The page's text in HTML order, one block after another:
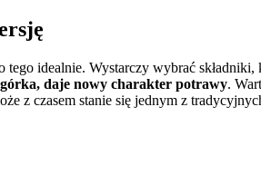
idealnie. Wystarczy wybrać
daje nowy charakter potrawy.
z czasem stanie się jednym z